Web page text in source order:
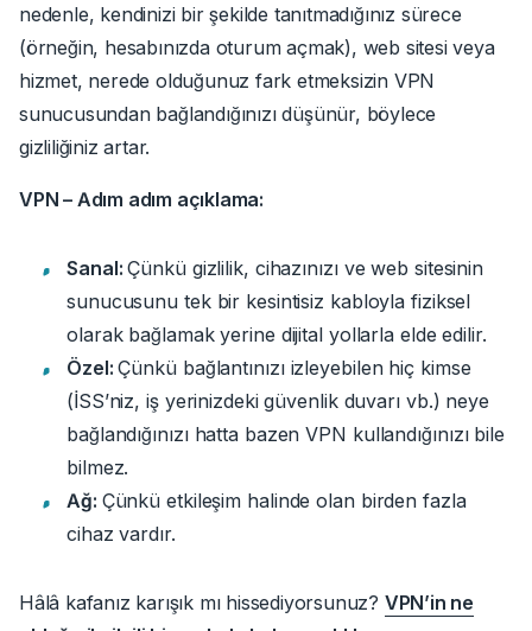
nedenle, kendinizi bir şekilde tanıtmadığınız sürece
(örneğin, hesabınızda oturum açmak), web sitesi veya
hizmet, nerede olduğunuz fark etmeksizin VPN
sunucusundan bağlandığınızı düşünür, böylece
gizliliğiniz artar.
VPN – Adım adım açıklama:
Sanal:Çünkü gizlilik, cihazınızı ve web sitesinin
sunucusunu tek bir kesintisiz kabloyla fiziksel
olarak bağlamak yerine dijital yollarla elde edilir.
Özel:Çünkü bağlantınızı izleyebilen hiç kimse
(İSS’niz, iş yerinizdeki güvenlik duvarı vb.) neye
bağlandığınızı hatta bazen VPN kullandığınızı bile
bilmez.
Ağ: Çünkü etkileşim halinde olan birden fazla
cihaz vardır.
Hâlâ kafanız karışık mı hissediyorsunuz? VPN’in ne